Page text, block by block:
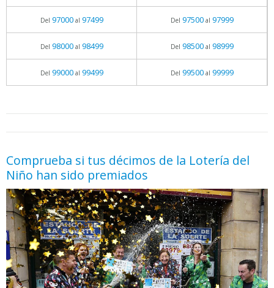
Del 97000al 97499 Del 97500al 97999
Del 98000al 98499 Del 98500al 98999
Del 99000al 99499 Del 99500al 99999
Comprueba si tus décimos de la Lotería del
Niño han sido premiados